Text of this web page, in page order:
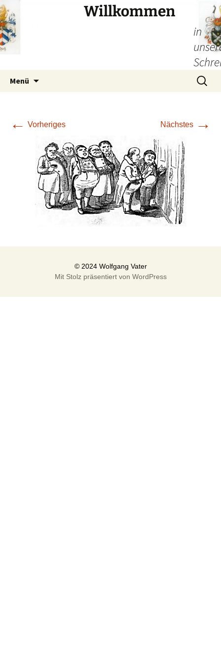
Willkommen
in
Menü
Suchen
nach:
← Vorheriges Nächstes →
Mit Stolz präsentiert von WordPress